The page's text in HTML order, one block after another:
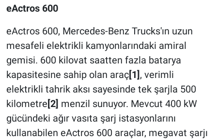
eActros 600
eActros 600, Mercedes-Benz Trucks'ın uzun
mesafeli elektrikli kamyonlarındaki amiral
gemisi. 600 kilovat saatten fazla batarya
kapasitesine sahip olan araç[1] , verimli
elektrikli tahrik aksı sayesinde tek şarjla 500
kilometre [2] menzil sunuyor. Mevcut 400 kW
gücündeki ağır vasıta şarj istasyonlarını
kullanabilen eActros 600 araçlar, megavat şarjı